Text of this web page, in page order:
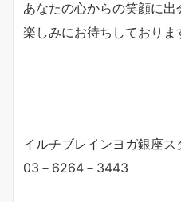
あなたの心からの笑顔に出
楽しみにお待ちしておりま
イルチブレインヨガ銀座ス
03－6264－3443